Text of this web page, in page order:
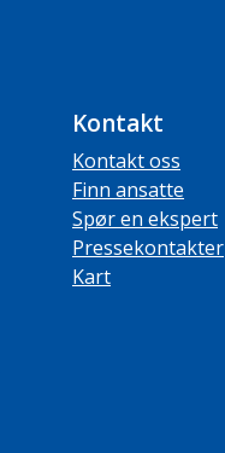
Kontakt
Kontakt oss
Finn ansatte
Spør en ekspert
Pressekontakter
Kart